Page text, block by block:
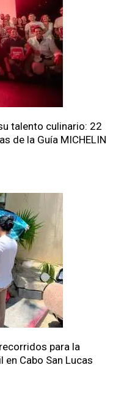
talento culinario: 22
de la Guía MICHELIN
para la
Cabo San Lucas